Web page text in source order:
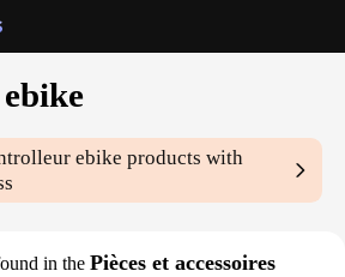
ebike products with
in the Pièces et accessoires